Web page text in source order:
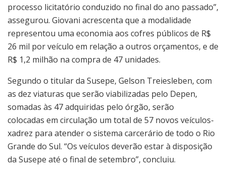
processo licitatório conduzido no final do ano passado”,
assegurou. Giovani acrescenta que a modalidade
representou uma economia aos cofres públicos de R$
26 mil por veículo em relação a outros orçamentos, e de
R$ 1,2 milhão na compra de 47 unidades.
Segundo o titular da Susepe, Gelson Treiesleben, com
as dez viaturas que serão viabilizadas pelo Depen,
somadas às 47 adquiridas pelo órgão, serão
colocadas em circulação um total de 57 novos veículos-
xadrez para atender o sistema carcerário de todo o Rio
Grande do Sul. “Os veículos deverão estar à disposição
da Susepe até o final de setembro”, concluiu.